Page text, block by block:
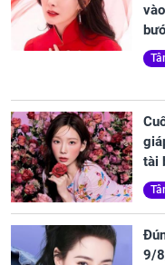
tài
9/